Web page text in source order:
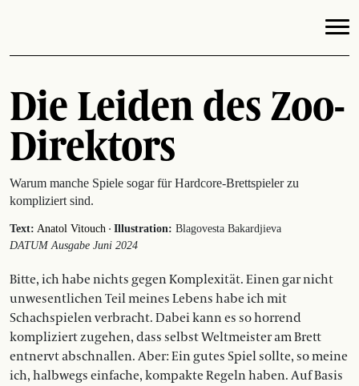
Die Leiden des Zoo-
Direktors
Warum manche Spiele sogar für Hardcore-Brettspieler zu
kompliziert sind.
Text: Anatol Vitouch · Illustration: Blagovesta Bakardjieva
DATUM Ausgabe Juni 2024
Bitte, ich habe nichts gegen Komplexität. Einen gar nicht
unwesentlichen Teil meines Lebens habe ich mit
Schachspielen verbracht. Dabei kann es so horrend
kompliziert zugehen, dass selbst Weltmeister am Brett
entnervt abschnallen. Aber: Ein gutes Spiel sollte, so meine
ich, halbwegs einfache, kompakte Regeln haben. Auf Basis